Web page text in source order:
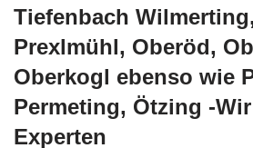
Tiefenbach
Prexlmühl, Oberöd,
Oberkogl ebenso wie
Permeting, Ötzing -
Experten